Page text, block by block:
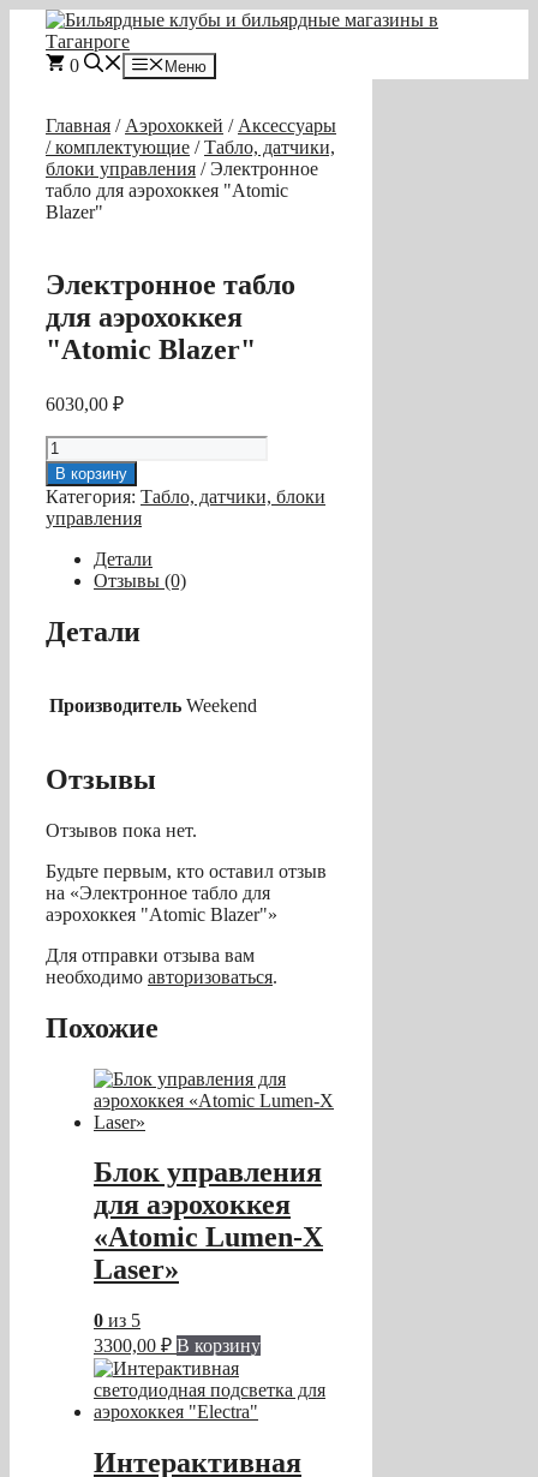
Перейти
содержимому
0 Меню
Главная / Аэрохоккей / Аксессуары
/ комплектующие /Табло, датчики,
блоки управления / Электронное
табло для аэрохоккея "Atomic
Blazer"
Электронное табло
для аэрохоккея
"Atomic Blazer"
6030,00 ₽
Количество
товара
Электронное
табло
для
аэрохоккея
"Atomic
Blazer"
В корзину
Категория: Табло, датчики, блоки
управления
Детали
Отзывы (0)
Детали
Производитель Weekend
Отзывы
Отзывов пока нет.
Будьте первым, кто оставил отзыв
на «Электронное табло для
аэрохоккея "Atomic Blazer"»
Для отправки отзыва вам
необходимо авторизоваться.
Похожие
Блок управления
для аэрохоккея
«Atomic Lumen-X
Laser»
0 из 5
3300,00 ₽ В корзину
Интерактивная